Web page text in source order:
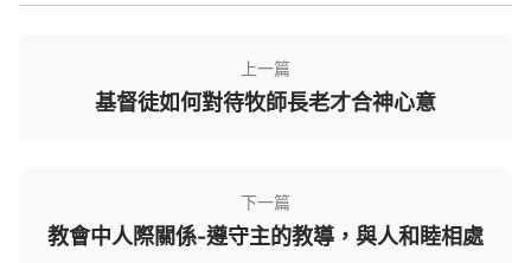
後來牧師說自己受了聖靈的感動，聖靈告訴他要
去做生意並要揀選一些人來配合，以便用這個方式來
上一篇
基督徒如何對待牧師長老才合神心意
下一篇
教會中人際關係-遵守主的教導，與人和睦相處